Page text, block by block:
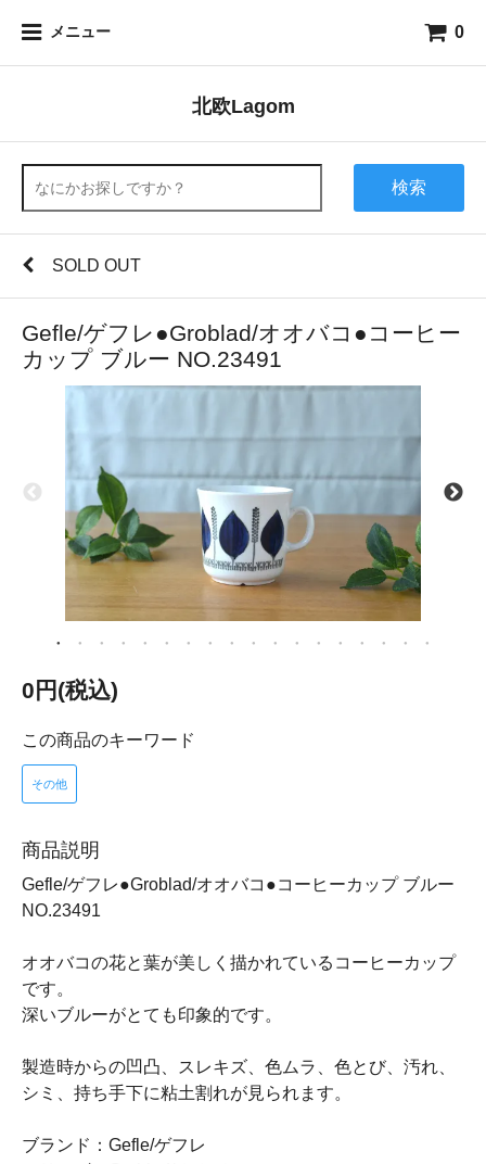
メニュー 0
北欧Lagom
検索
SOLD OUT
Gefle/ゲフレ●Groblad/オオバコ●コーヒー
カップ ブルー NO.23491
0円(税込)
この商品のキーワード
その他
商品説明
Gefle/ゲフレ●Groblad/オオバコ●コーヒーカップ ブルー
NO.23491
オオバコの花と葉が美しく描かれているコーヒーカップ
です。
深いブルーがとても印象的です。
製造時からの凹凸、スレキズ、色ムラ、色とび、汚れ、
シミ、持ち手下に粘土割れが見られます。
ブランド：Gefle/ゲフレ